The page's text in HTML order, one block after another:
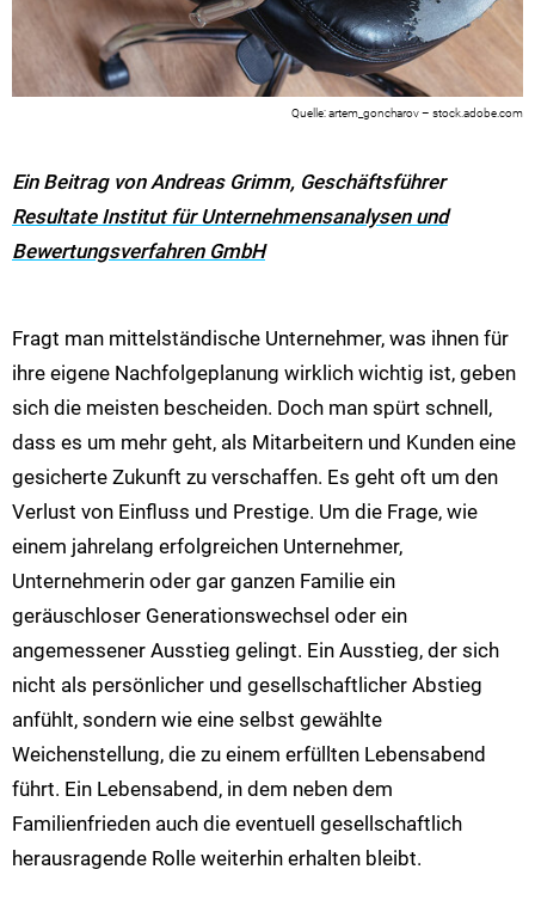
artem_goncharov – stock.adobe.com
Ein Beitrag von Andreas Grimm, Geschäftsführer
Resultate Institut für Unternehmensanalysen und
Bewertungsverfahren GmbH
Fragt man mittelständische Unternehmer, was ihnen für
ihre eigene Nachfolgeplanung wirklich wichtig ist, geben
sich die meisten bescheiden. Doch man spürt schnell,
dass es um mehr geht, als Mitarbeitern und Kunden eine
gesicherte Zukunft zu verschaffen. Es geht oft um den
Verlust von Einfluss und Prestige. Um die Frage, wie
einem jahrelang erfolgreichen Unternehmer,
Unternehmerin oder gar ganzen Familie ein
geräuschloser Generationswechsel oder ein
angemessener Ausstieg gelingt. Ein Ausstieg, der sich
nicht als persönlicher und gesellschaftlicher Abstieg
anfühlt, sondern wie eine selbst gewählte
Weichenstellung, die zu einem erfüllten Lebensabend
führt. Ein Lebensabend, in dem neben dem
Familienfrieden auch die eventuell gesellschaftlich
herausragende Rolle weiterhin erhalten bleibt.